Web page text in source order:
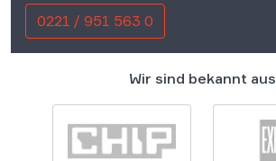
0221 / 951 563 0
Wir sind bekannt aus